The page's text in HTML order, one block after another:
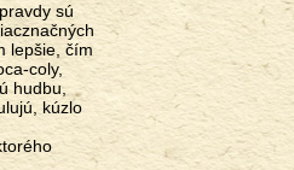
sú
lepšie, čím
coly,
hudbu,
kúzlo